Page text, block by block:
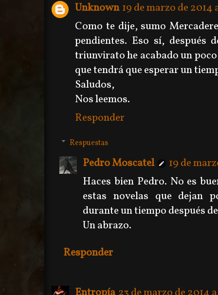
Unknown 19 de marzo de 2014
Como te dije, sumo
pendientes. Eso sí, después
triunvirato he acabado un
que tendrá que esperar un
Saludos,
Nos leemos.
Responder
Respuestas
Pedro Moscatel
19 de
Haces bien Pedro. No es
estas novelas que dejan
durante un tiempo después
Un abrazo.
Responder